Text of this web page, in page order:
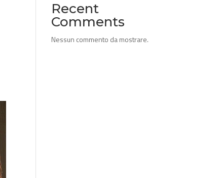
Recent
Comments
Nessun commento da mostrare.